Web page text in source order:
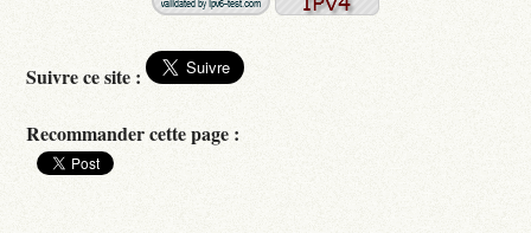
Suivre ce site :
Recommander cette page :